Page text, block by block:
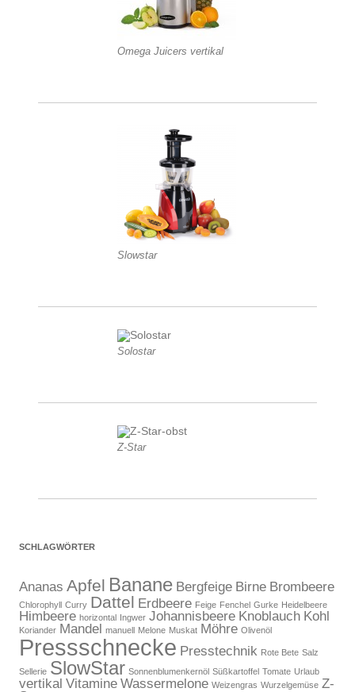
Omega Juicers vertikal
Slowstar
Solostar
Z-Star
SCHLAGWÖRTER
Ananas Apfel Banane Bergfeige Birne Brombeere
Chlorophyll Curry Dattel Erdbeere Feige Fenchel Gurke Heidelbeere
Himbeere horizontal Ingwer Johannisbeere Knoblauch Kohl
Koriander Mandel manuell Melone Muskat Möhre Olivenöl
Pressschnecke Presstechnik Rote Bete Salz
Sellerie SlowStar Sonnenblumenkernöl Süßkartoffel Tomate Urlaub
vertikal Vitamine Wassermelone Weizengras Wurzelgemüse Z-